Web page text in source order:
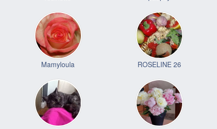
Mamyloula ROSELINE 26